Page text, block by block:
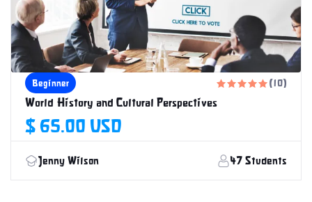
7 Weeks
Beginner  (10)
World History and Cultural Perspectives
$ 65.00 USD
Jenny Wilson 47 Students